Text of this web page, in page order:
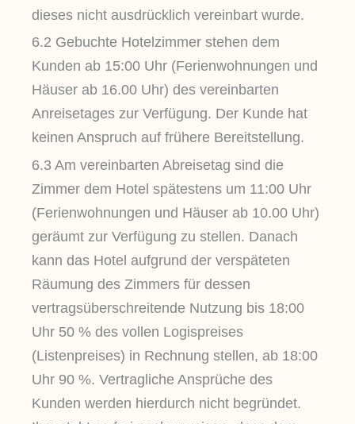
dieses nicht ausdrücklich vereinbart wurde.
6.2 Gebuchte Hotelzimmer stehen dem
Kunden ab 15:00 Uhr (Ferienwohnungen und
Häuser ab 16.00 Uhr) des vereinbarten
Anreisetages zur Verfügung. Der Kunde hat
keinen Anspruch auf frühere Bereitstellung.
6.3 Am vereinbarten Abreisetag sind die
Zimmer dem Hotel spätestens um 11:00 Uhr
(Ferienwohnungen und Häuser ab 10.00 Uhr)
geräumt zur Verfügung zu stellen. Danach
kann das Hotel aufgrund der verspäteten
Räumung des Zimmers für dessen
vertragsüberschreitende Nutzung bis 18:00
Uhr 50 % des vollen Logispreises
(Listenpreises) in Rechnung stellen, ab 18:00
Uhr 90 %. Vertragliche Ansprüche des
Kunden werden hierdurch nicht begründet.